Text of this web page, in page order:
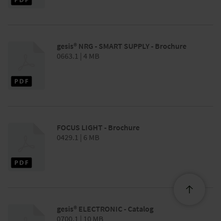
gesis® NRG - SMART SUPPLY - Brochure
0663.1 | 4 MB
FOCUS LIGHT - Brochure
0429.1 | 6 MB
gesis® ELECTRONIC - Catalog
0700.1 | 10 MB